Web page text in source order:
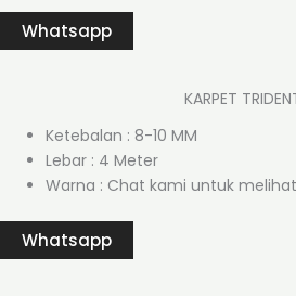
Whatsapp
KARPET
Ketebalan : 8-10 MM
Lebar : 4 Meter
Warna : Chat kami untuk
Whatsapp